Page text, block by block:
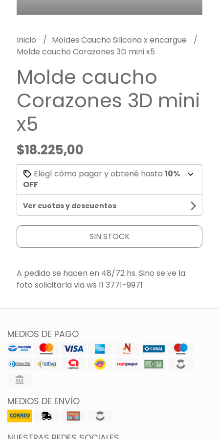
Inicio
Moldes Caucho Silicona x encargue
Molde caucho Corazones 3D mini x5
Molde caucho
Corazones 3D mini
x5
$18.225,00
Elegí cómo pagar y obtené hasta 10%
OFF
Ver cuotas y descuentos
SIN STOCK
A pedido se hacen en 48/72 hs. Sino se ve la
foto solicitarla via ws 11 3771-9971
MEDIOS DE PAGO
MEDIOS DE ENVÍO